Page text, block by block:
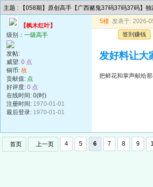
主题 : 【058期】原创高手【广西赌鬼37码37码37码】独
【枫木红叶】
级别： 一级高手
发帖:
威望: 0 点
铜币: 枚
贡献值: 点
好评度: 0 点
在线时间: 0(时)
注册时间: 1970-01-01
最后登录: 1970-01-01
5楼 发表于: 2026-
签到赚钱
发好料让大
把鲜花和掌声献给
首页 上一页 4 5 6 7 8 9